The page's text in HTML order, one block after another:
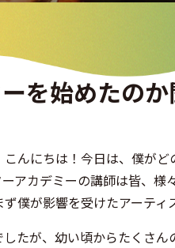
を始めたの
んにちは！今日は、僕が
アカデミーの講師は皆、
僕が影響を受けたアーティ
たが、幼い頃からたくさ